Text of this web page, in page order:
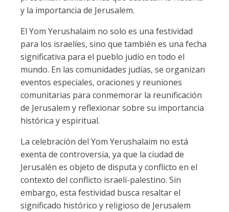
y la importancia de Jerusalem.
El Yom Yerushalaim no solo es una festividad
para los israelíes, sino que también es una fecha
significativa para el pueblo judío en todo el
mundo. En las comunidades judías, se organizan
eventos especiales, oraciones y reuniones
comunitarias para conmemorar la reunificación
de Jerusalem y reflexionar sobre su importancia
histórica y espiritual.
La celebración del Yom Yerushalaim no está
exenta de controversia, ya que la ciudad de
Jerusalén es objeto de disputa y conflicto en el
contexto del conflicto israelí-palestino. Sin
embargo, esta festividad busca resaltar el
significado histórico y religioso de Jerusalem